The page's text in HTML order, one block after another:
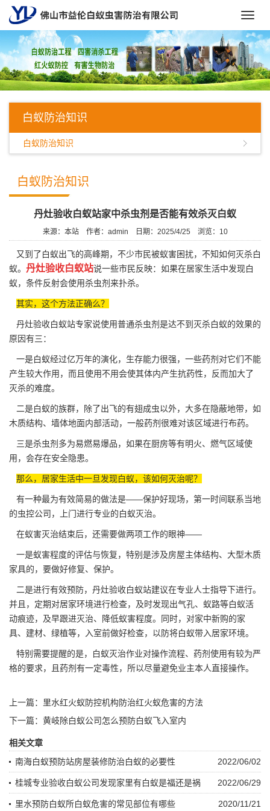
白蚁防治知识
白蚁防治知识
白蚁防治知识
丹灶验收白蚁站家中杀虫剂是否能有效杀灭白蚁
来源：本站 作者：admin 日期：2025/4/25 浏览： 10
又到了白蚁出飞的高峰期，不少市民被蚁害困扰，不知如何灭杀白
蚁。 丹灶验收白蚁站说一些市民反映：如果在居家生活中发现白
蚁，条件反射会使用杀虫剂来扑杀。
其实，这个方法正确么？
丹灶验收白蚁站专家说使用普通杀虫剂是达不到灭杀白蚁的效果的
原因有三：
一是白蚁经过亿万年的演化，生存能力很强，一些药剂对它们不能
产生较大作用，而且使用不用会使其体内产生抗药性，反而加大了
灭杀的难度。
二是白蚁的族群，除了出飞的有翅成虫以外，大多在隐蔽地带，如
木质结构、墙体地面内部活动，一般药剂很难对该区域进行布药。
三是杀虫剂多为易燃易爆品，如果在厨房等有明火、燃气区域使
用，会存在安全隐患。
那么，居家生活中一旦发现白蚁，该如何灭治呢？
有一种最为有效简易的做法是——保护好现场，第一时间联系当地
的虫控公司 ，上门进行专业的白蚁灭治。
在蚁害灭治结束后，还需要做两项工作的眼神——
一是蚁害程度的评估与恢复，特别是涉及房屋主体结构、大型木质
家具的，要做好修复、保护。
二是进行有效预防，丹灶验收白蚁站建议在专业人士指导下进行。
并且，定期对居家环境进行检查， 及时发现出气孔、蚁路等白蚁活
动痕迹，及早跟进灭治、降低蚁害程度。同时，对家中新购的家
具、建材、绿植等，入室前做好检查，以防将白蚁带入居家环境。
特别需要提醒的是， 白蚁灭治作业对操作流程、药剂使用有较为严
格的要求，且药剂有一定毒性，所以尽量避免业主本人直接操作。
上一篇： 里水红火蚁防控机构防治红火蚁危害的方法
下一篇： 黄岐除白蚁公司怎么预防白蚁飞入室内
相关文章
2022/06/02
南海白蚁预防站房屋装修防治白蚁的必要性
2022/06/29
桂城专业验收白蚁公司发现家里有白蚁是福还是祸
2020/11/21
里水预防白蚁所白蚁危害的常见部位有哪些